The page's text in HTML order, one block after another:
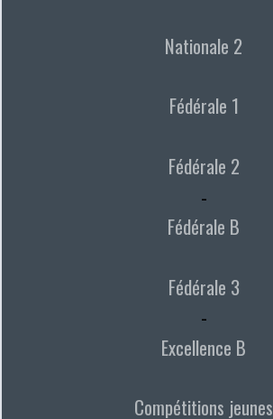
Nationale 2
Fédérale 1
Fédérale 2
-
Fédérale B
Fédérale 3
-
Excellence B
Compétitions jeunes